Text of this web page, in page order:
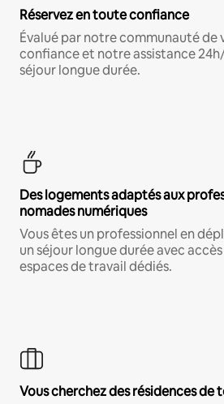
Réservez en toute confiance
Évalué par notre communauté de
confiance et notre assistance
séjour longue durée.
Des logements adaptés aux
nomades numériques
Vous êtes un professionnel en
un séjour longue durée avec
espaces de travail dédiés.
Vous cherchez des résidences de